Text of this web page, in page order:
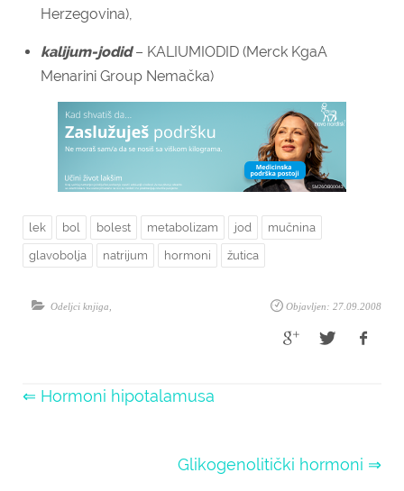
Herzegovina),
kalijum-jodid– KALIUMIODID (Merck KgaA
Menarini Group Nemačka)
lek bol bolest metabolizam jod mučnina
glavobolja natrijum hormoni žutica
Objavljen: 27.09.2008
Odeljci knjiga
⇐ Hormoni hipotalamusa
Glikogenolitički hormoni ⇒